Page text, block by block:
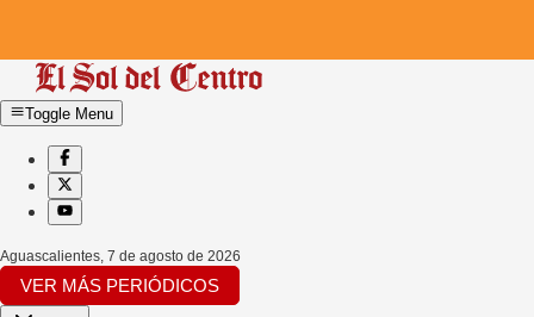
Toggle Menu
Aguascalientes, 7 de agosto de 2026
VER MÁS PERIÓDICOS